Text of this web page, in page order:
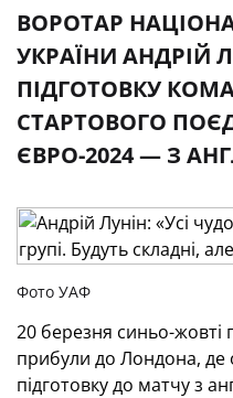
ВОРОТАР
УКРАЇНИ АНДРІЙ
ПІДГОТОВКУ
СТАРТОВОГО
ЄВРО-2024 — З
Фото УАФ
20 березня синьо-жовті
прибули до Лондона, де
підготовку до матчу з